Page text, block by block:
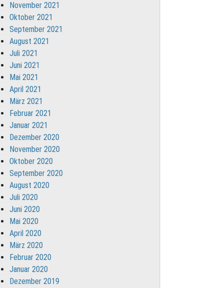
November 2021
Oktober 2021
September 2021
August 2021
Juli 2021
Juni 2021
Mai 2021
April 2021
März 2021
Februar 2021
Januar 2021
Dezember 2020
November 2020
Oktober 2020
September 2020
August 2020
Juli 2020
Juni 2020
Mai 2020
April 2020
März 2020
Februar 2020
Januar 2020
Dezember 2019